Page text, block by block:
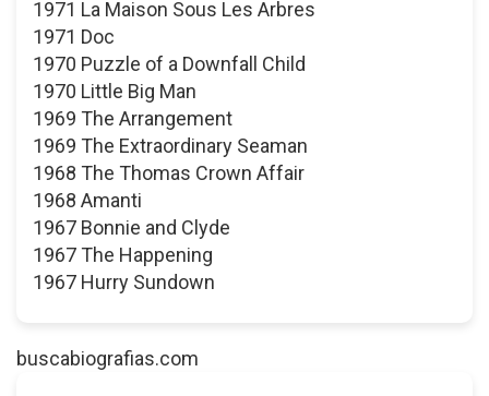
1971 La Maison Sous Les Arbres
1971 Doc
1970 Puzzle of a Downfall Child
1970 Little Big Man
1969 The Arrangement
1969 The Extraordinary Seaman
1968 The Thomas Crown Affair
1968 Amanti
1967 Bonnie and Clyde
1967 The Happening
1967 Hurry Sundown
buscabiografias.com